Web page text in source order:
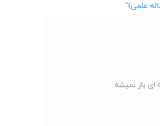
علمی)"
باز نمیشه